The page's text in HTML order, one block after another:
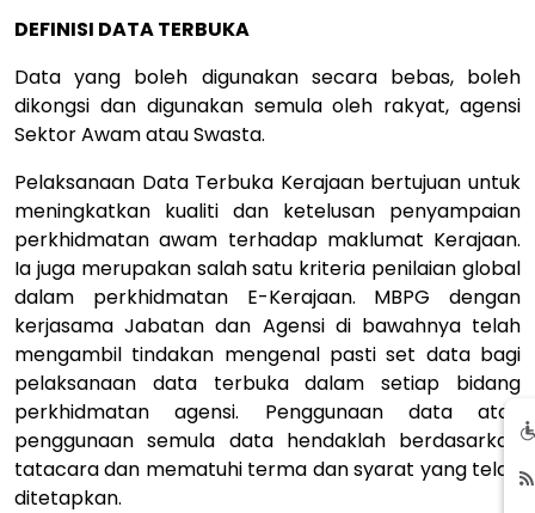
DEFINISI DATA TERBUKA
Data yang boleh digunakan secara bebas, boleh
dikongsi dan digunakan semula oleh rakyat, agensi
Sektor Awam atau Swasta.
Pelaksanaan Data Terbuka Kerajaan bertujuan untuk
meningkatkan kualiti dan ketelusan penyampaian
perkhidmatan awam terhadap maklumat Kerajaan.
Ia juga merupakan salah satu kriteria penilaian global
dalam perkhidmatan E-Kerajaan. MBPG dengan
kerjasama Jabatan dan Agensi di bawahnya telah
mengambil tindakan mengenal pasti set data bagi
pelaksanaan data terbuka dalam setiap bidang
perkhidmatan agensi. Penggunaan data atau
penggunaan semula data hendaklah berdasarkan
tatacara dan mematuhi terma dan syarat yang telah
ditetapkan.